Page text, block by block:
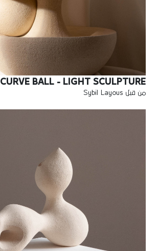
CURVE BALL - LIGHT SCULPTURE
من قبل Sybil Layous